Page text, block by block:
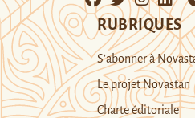
RUBRIQUES
S’abonner à
Le projet Novastan
Charte éditoriale